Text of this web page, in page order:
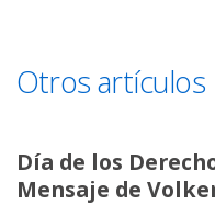
Otros artículos
Día de los
Mensaje de